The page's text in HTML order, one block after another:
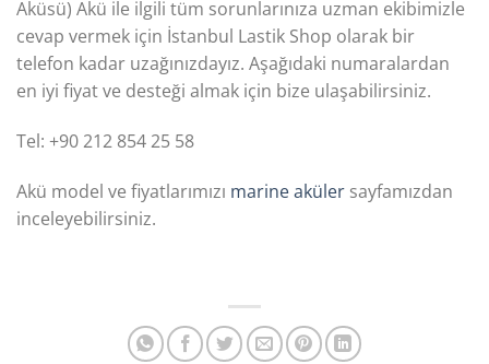
Aküsü) Akü ile ilgili tüm sorunlarınıza uzman ekibimizle
cevap vermek için İstanbul Lastik Shop olarak bir
telefon kadar uzağınızdayız. Aşağıdaki numaralardan
en iyi fiyat ve desteği almak için bize ulaşabilirsiniz.
Tel: +90 212 854 25 58
Akü model ve fiyatlarımızı marine aküler sayfamızdan
inceleyebilirsiniz.